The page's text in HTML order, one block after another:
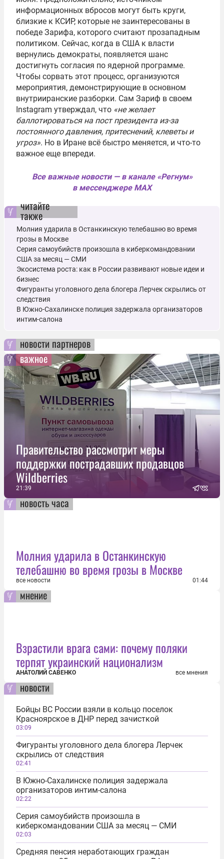
информационных вбросов могут быть круги,
близкие к КСИР, которые не заинтересованы в
победе Зарифа, которого считают прозападным
политиком. Сейчас, когда в США к власти
вернулись демократы, появляется шанс
достигнуть согласия по ядерной программе.
Чтобы сорвать этот процесс, организуются
мероприятия, демонстрирующие в основном
внутрииранские разборки. Сам Зариф в своем
Instagram утверждал, что «не желает
баллотироваться на пост президента из-за
постоянного давления, притеснений, клеветы и
угроз». Но в Иране всё быстро меняется, и что-то
важное еще впереди.
Все важные новости — в канале «Регнум»
в мессенджере MAX
читайте
также
Молния ударила в Останкинскую телебашню во время
грозы в Москве
Серия самоубийств произошла в киберкомандовании
США за месяц — СМИ
Экосистема роста: как в России развивают новые идеи и
бизнес
Фигуранты уголовного дела блогера Лерчек скрылись от
следствия
В Южно-Сахалинске полиция задержала организаторов
интим-салона
новости партнеров
важное
Правительство рассмотрит меры
поддержки пострадавших продавцов
Wildberries
21:39
новость часа
Молния ударила в Останкинскую
телебашню во время грозы в Москве
все новости 01:44
мнение
Взрастили врага сами: почему поляки
терпят украинский национализм
АНАТОЛИЙ САВЕНКО все мнения
новости
Бойцы ВС России взяли в кольцо поселок
Красноярское в ДНР перед зачисткой
03:09
Фигуранты уголовного дела блогера Лерчек
скрылись от следствия
02:41
В Южно-Сахалинске полиция задержала
организаторов интим-салона
02:22
Серия самоубийств произошла в
киберкомандовании США за месяц — СМИ
02:03
Средняя пенсия неработающих граждан